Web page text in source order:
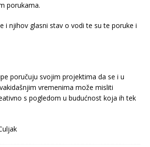
porukama.
i njihov glasni stav o vodi te su te poruke i
poručuju svojim projektima da se i u
vremenima može misliti
s pogledom u budućnost koja ih tek